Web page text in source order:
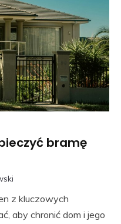
bramę
z kluczowych
aby chronić dom i jego